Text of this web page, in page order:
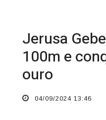
Jerusa
100m e
ouro
04/09/2024 13:46